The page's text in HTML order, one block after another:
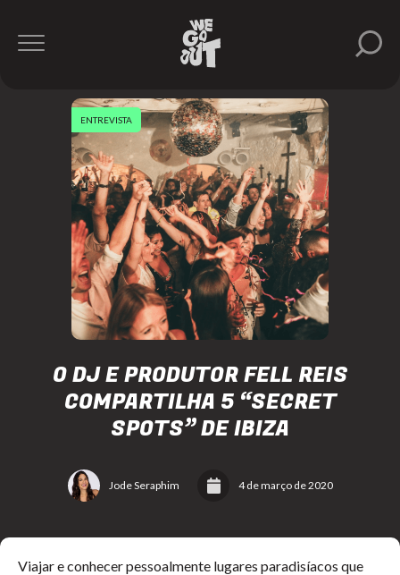
O DJ E PRODUTOR FELL REIS
COMPARTILHA 5 “SECRET
SPOTS” DE IBIZA
Jode Seraphim 4 de março de 2020
ENTREVISTA
Viajar e conhecer pessoalmente lugares paradisíacos que